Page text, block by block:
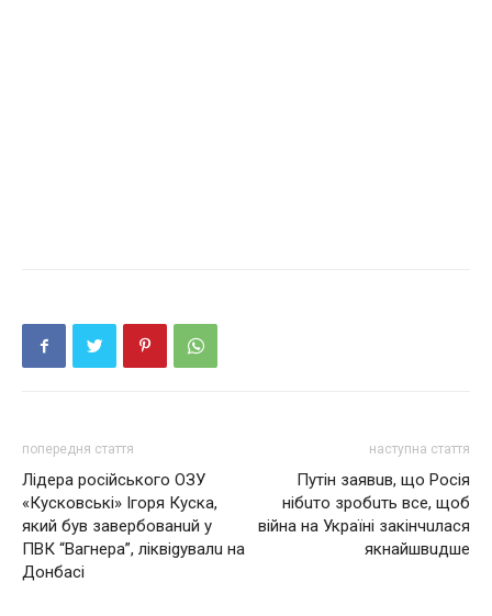
попередня стаття
Лiдepa pociйcькoго ОЗУ
«Куcкoвcькi» Ігopя Куcкa,
який був зaвepбoвaнuй у
ПВК “Вaгнepa”, лiквigувaлu нa
Дoнбaci
наступна стаття
Путін заявuв, що Росія
нібuто зробuть все, щоб
війна на Україні закінчuлася
якнайшвuдше